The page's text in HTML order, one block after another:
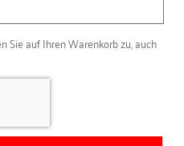
Sie auf Ihren Warenkorb zu, auch